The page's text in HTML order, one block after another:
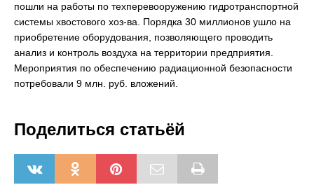
пошли на работы по техперевооружению гидротранспортной
системы хвостового хоз-ва. Порядка 30 миллионов ушло на
приобретение оборудования, позволяющего проводить
анализ и контроль воздуха на территории предприятия.
Мероприятия по обеспечению радиационной безопасности
потребовали 9 млн. руб. вложений.
Поделиться статьёй